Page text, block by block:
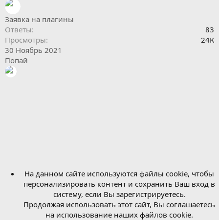
Заявка на плагины
Ответы
83
Просмотры
24K
30 Ноябрь 2021
Попай
На данном сайте используются файлы cookie, чтобы
персонализировать контент и сохранить Ваш вход в
систему, если Вы зарегистрируетесь.
Продолжая использовать этот сайт, Вы соглашаетесь
на использование наших файлов cookie.